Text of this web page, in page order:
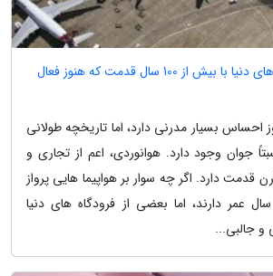
قدیمی ترین فرودگاه های دنیا با بیش از 100 سال قدمت که هنوز فعال
احساس بسیار مدرنی دارد، اما تاریخچه طولانی
جوان وجود دارد. هوانوردی، اعم از تجاری و
قدمت دارد. اگر چه سوار بر هواپیما هایی پرواز
عمر دارند، اما بعضی از فرودگاه های دنیا
و جالبی...